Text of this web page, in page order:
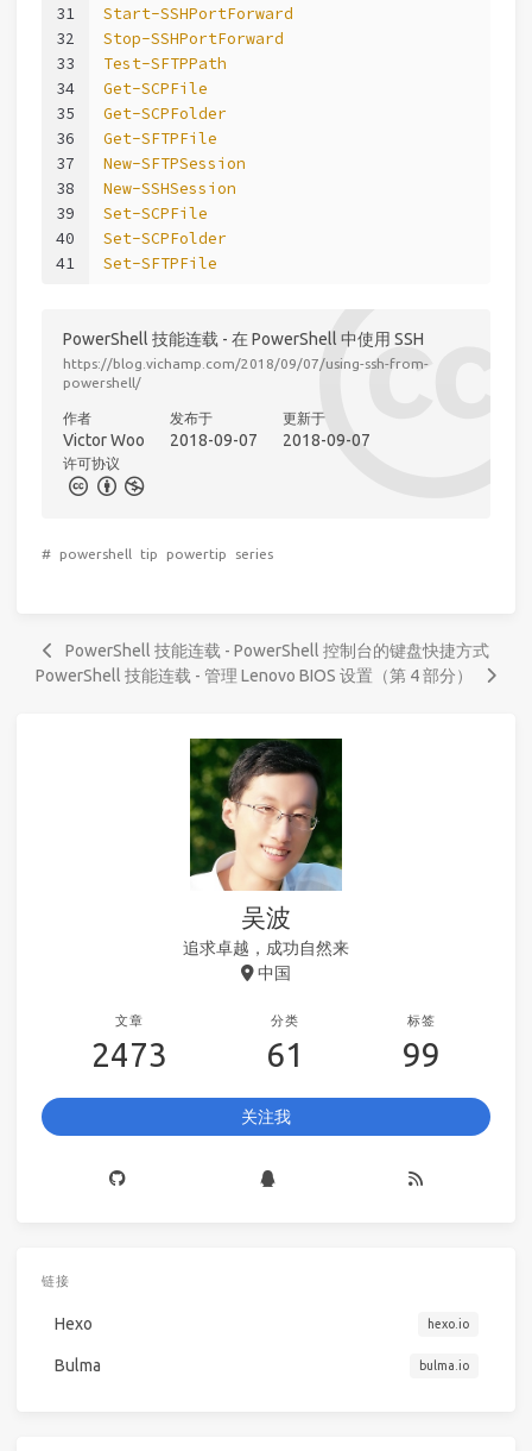
31
32
33
34
35
36
37
38
39
40
41
Start-SSHPortForward
Stop-SSHPortForward
Test-SFTPPath
Get-SCPFile
Get-SCPFolder
Get-SFTPFile
New-SFTPSession
New-SSHSession
Set-SCPFile
Set-SCPFolder
Set-SFTPFile
PowerShell 技能连载 - 在 PowerShell 中使用 SSH
https://blog.vichamp.com/2018/09/07/using-ssh-from-
powershell/
作者
Victor Woo
发布于
2018-09-07
更新于
2018-09-07
许可协议
# powershell tip powertip series
PowerShell 技能连载 - PowerShell 控制台的键盘快捷方式
PowerShell 技能连载 - 管理 Lenovo BIOS 设置（第 4 部分）
吴波
追求卓越，成功自然来
中国
文章
2473
分类
61
标签
99
关注我
链接
Hexo hexo.io
Bulma bulma.io